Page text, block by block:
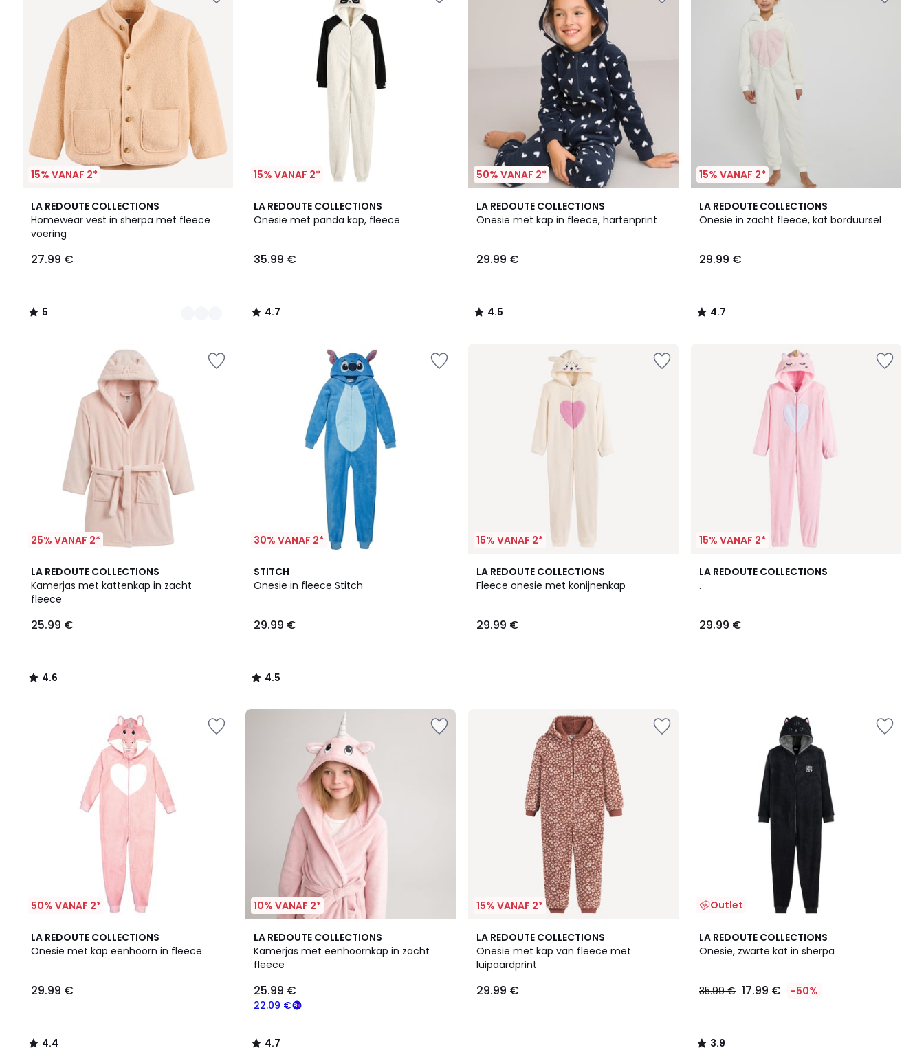
15% VANAF 2*
LA REDOUTE COLLECTIONS
Homewear vest in sherpa met fleece
voering
€.
27.99 €
5
/
5
2
Kleuren
5
/
15% VANAF 2*
LA REDOUTE COLLECTIONS
Onesie met panda kap, fleece
35.99 €
4.7
/ 5
4.7
/
50% VANAF 2*
LA REDOUTE COLLECTIONS
Onesie met kap in fleece, hartenprint
29.99 €
4.5
/ 5
4.5
/
15% VANAF 2*
LA REDOUTE COLLECTIONS
Onesie in zacht fleece, kat borduursel
29.99 €
4.7
/ 5
4.7
/
25% VANAF 2*
LA REDOUTE COLLECTIONS
Kamerjas met kattenkap in zacht
fleece
25.99 €
4.6
/ 5
4.6
/
30% VANAF 2*
STITCH
Onesie in fleece Stitch
29.99 €
4.5
/ 5
4.5
/
15% VANAF 2*
LA REDOUTE COLLECTIONS
Fleece onesie met konijnenkap
29.99 €
15% VANAF 2*
LA REDOUTE COLLECTIONS
.
29.99 €
50% VANAF 2*
LA REDOUTE COLLECTIONS
Onesie met kap eenhoorn in fleece
29.99 €
4.4
/ 5
4.4
/
10% VANAF 2*
LA REDOUTE COLLECTIONS
Kamerjas met eenhoornkap in zacht
fleece
22.09 €
25.99 €
4.7
/ 5
4.7
/
15% VANAF 2*
LA REDOUTE COLLECTIONS
Onesie met kap van fleece met
luipaardprint
29.99 €
Outlet
LA REDOUTE COLLECTIONS
Onesie, zwarte kat in sherpa
35.99 € 17.99 € -50%
3.9
/ 5
3.9
/